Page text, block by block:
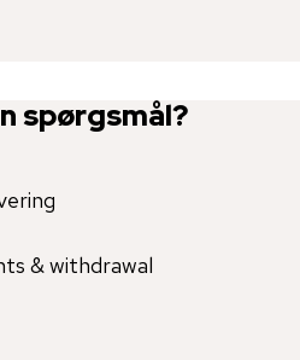
spørgsmål?
& withdrawal